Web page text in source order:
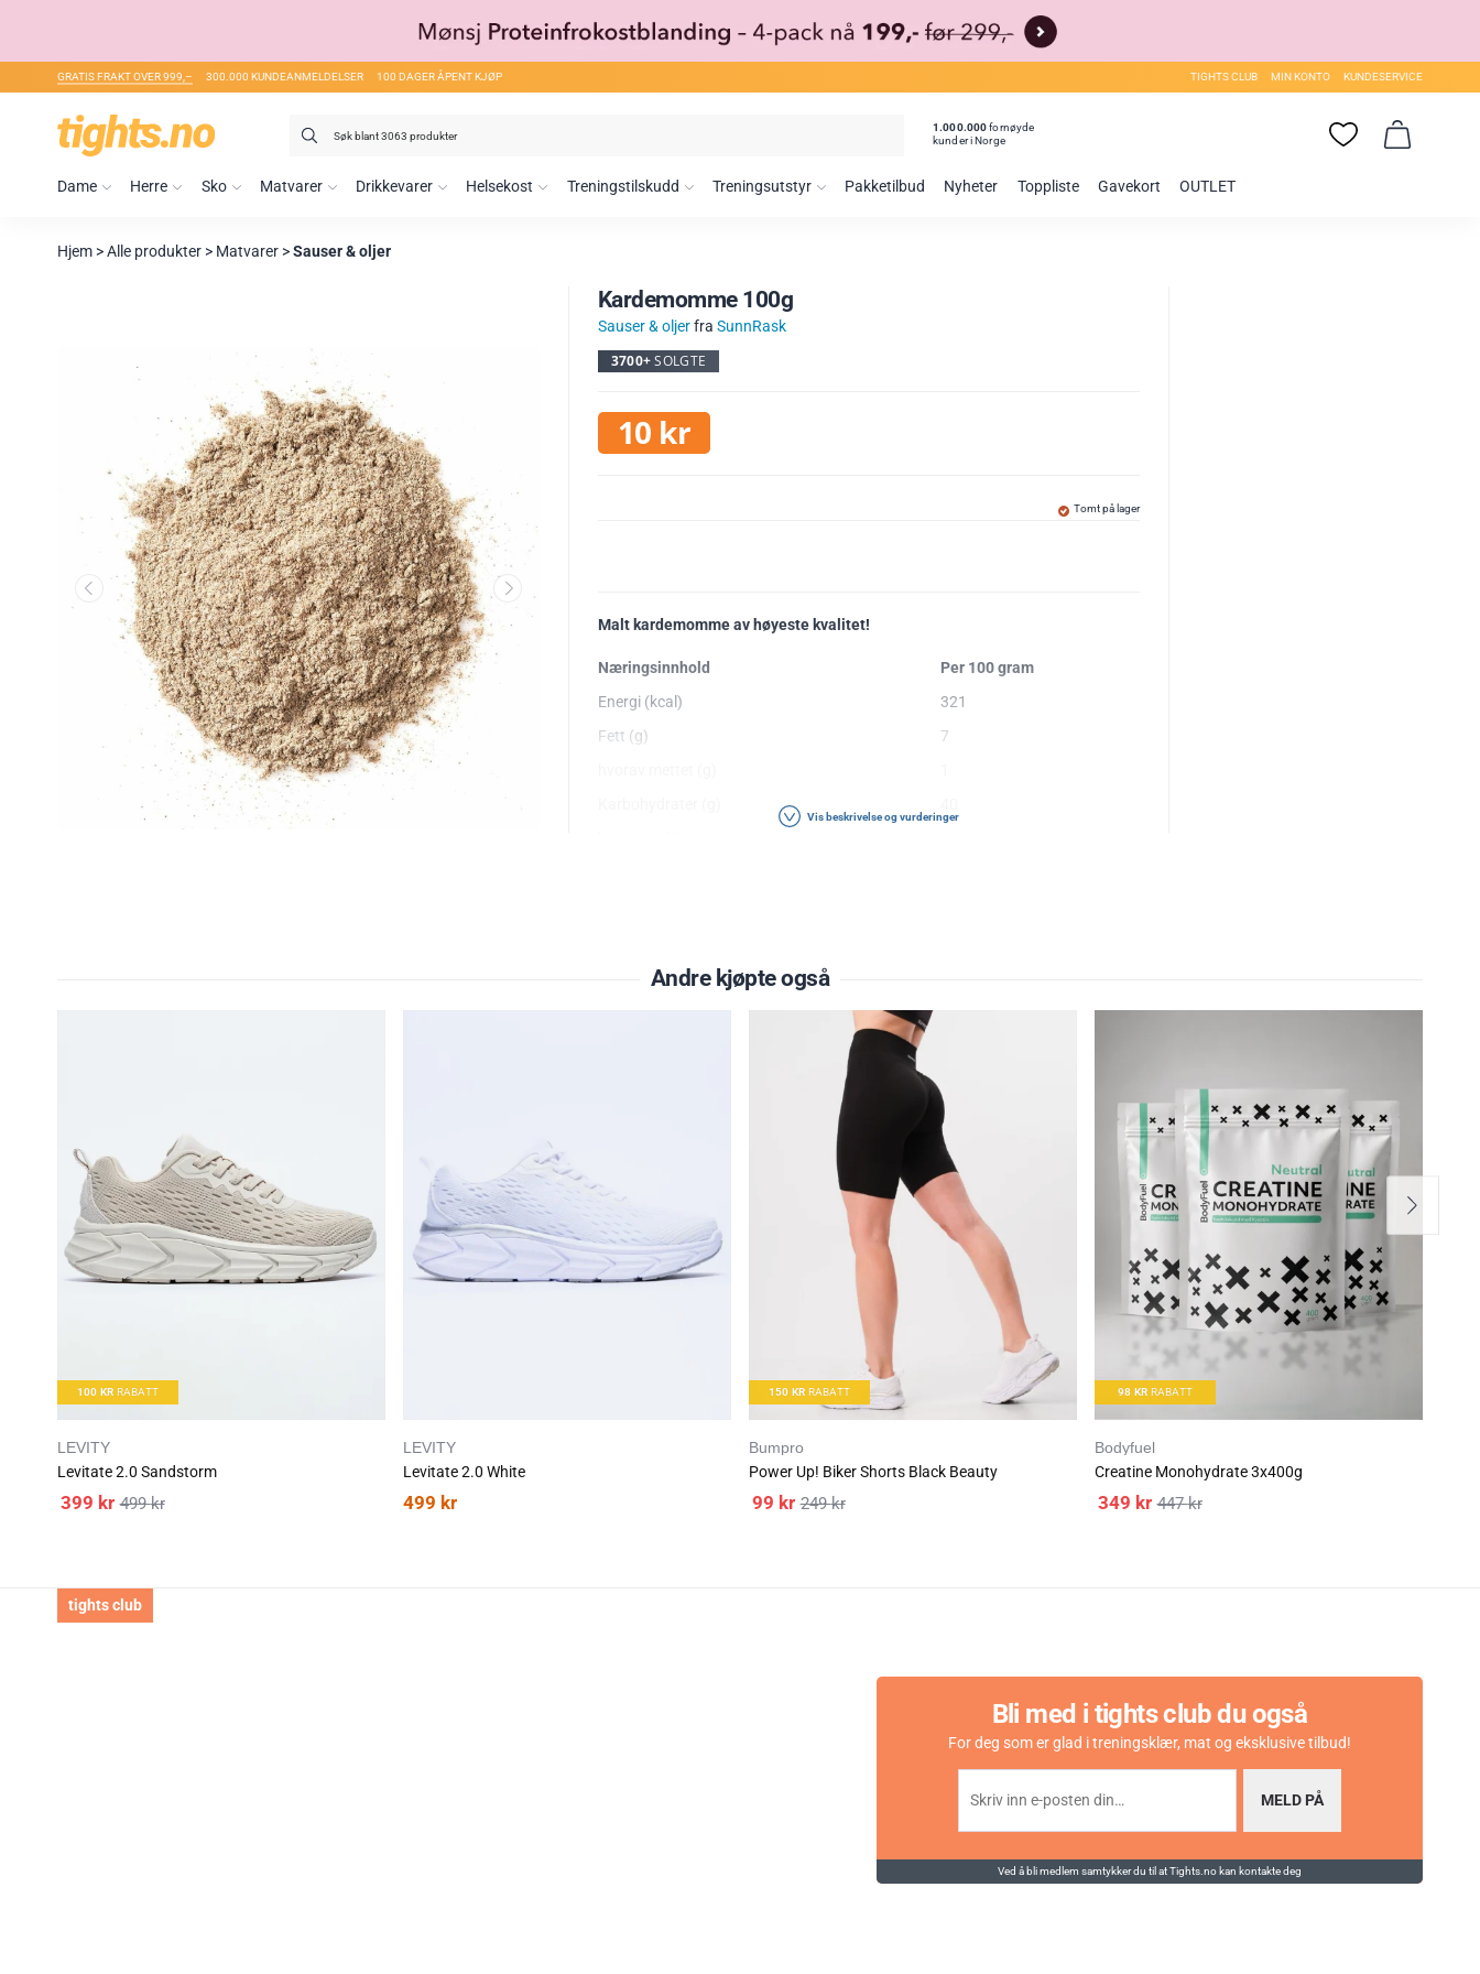
GRATIS FRAKT OVER 999,– 300.000 KUNDEANMELDELSER 100 DAGER ÅPENT KJØP TIGHTS CLUB MIN KONTO KUNDESERVICE
Søk
1.000.000fornøyde
kunder i Norge
Dame Herre Sko Matvarer Drikkevarer Helsekost Treningstilskudd Treningsutstyr Pakketilbud Nyheter Toppliste Gavekort OUTLET
Hjem >Alle produkter > Matvarer >Sauser & oljer
Kardemomme 100g
Sauser & oljerfra SunnRask
3700+SOLGTE
10 kr
Tomt på lager
Malt kardemomme av høyeste kvalitet!
Næringsinnhold
Per 100 gram
Energi (kcal)
321
Fett (g)
7
Best før: 2. november 2023
Vis beskrivelse og vurderinger
Andre kjøpte også
100 KR RABATT
LEVITY
Levitate 2.0 Sandstorm
499kr
399 kr
LEVITY
Levitate 2.0 White
499 kr
150 KR RABATT
Bumpro
Power Up! Biker Shorts Black Beauty
249kr
99 kr
98 KR RABATT
Bodyfuel
Creatine Monohydrate 3x400g
447kr
349 kr
tights club
Bli med i tights club du også
For deg som er glad i treningsklær, mat og eksklusive tilbud!
MELD PÅ
Ved å bli medlem samtykker du til at Tights.no kan kontakte deg